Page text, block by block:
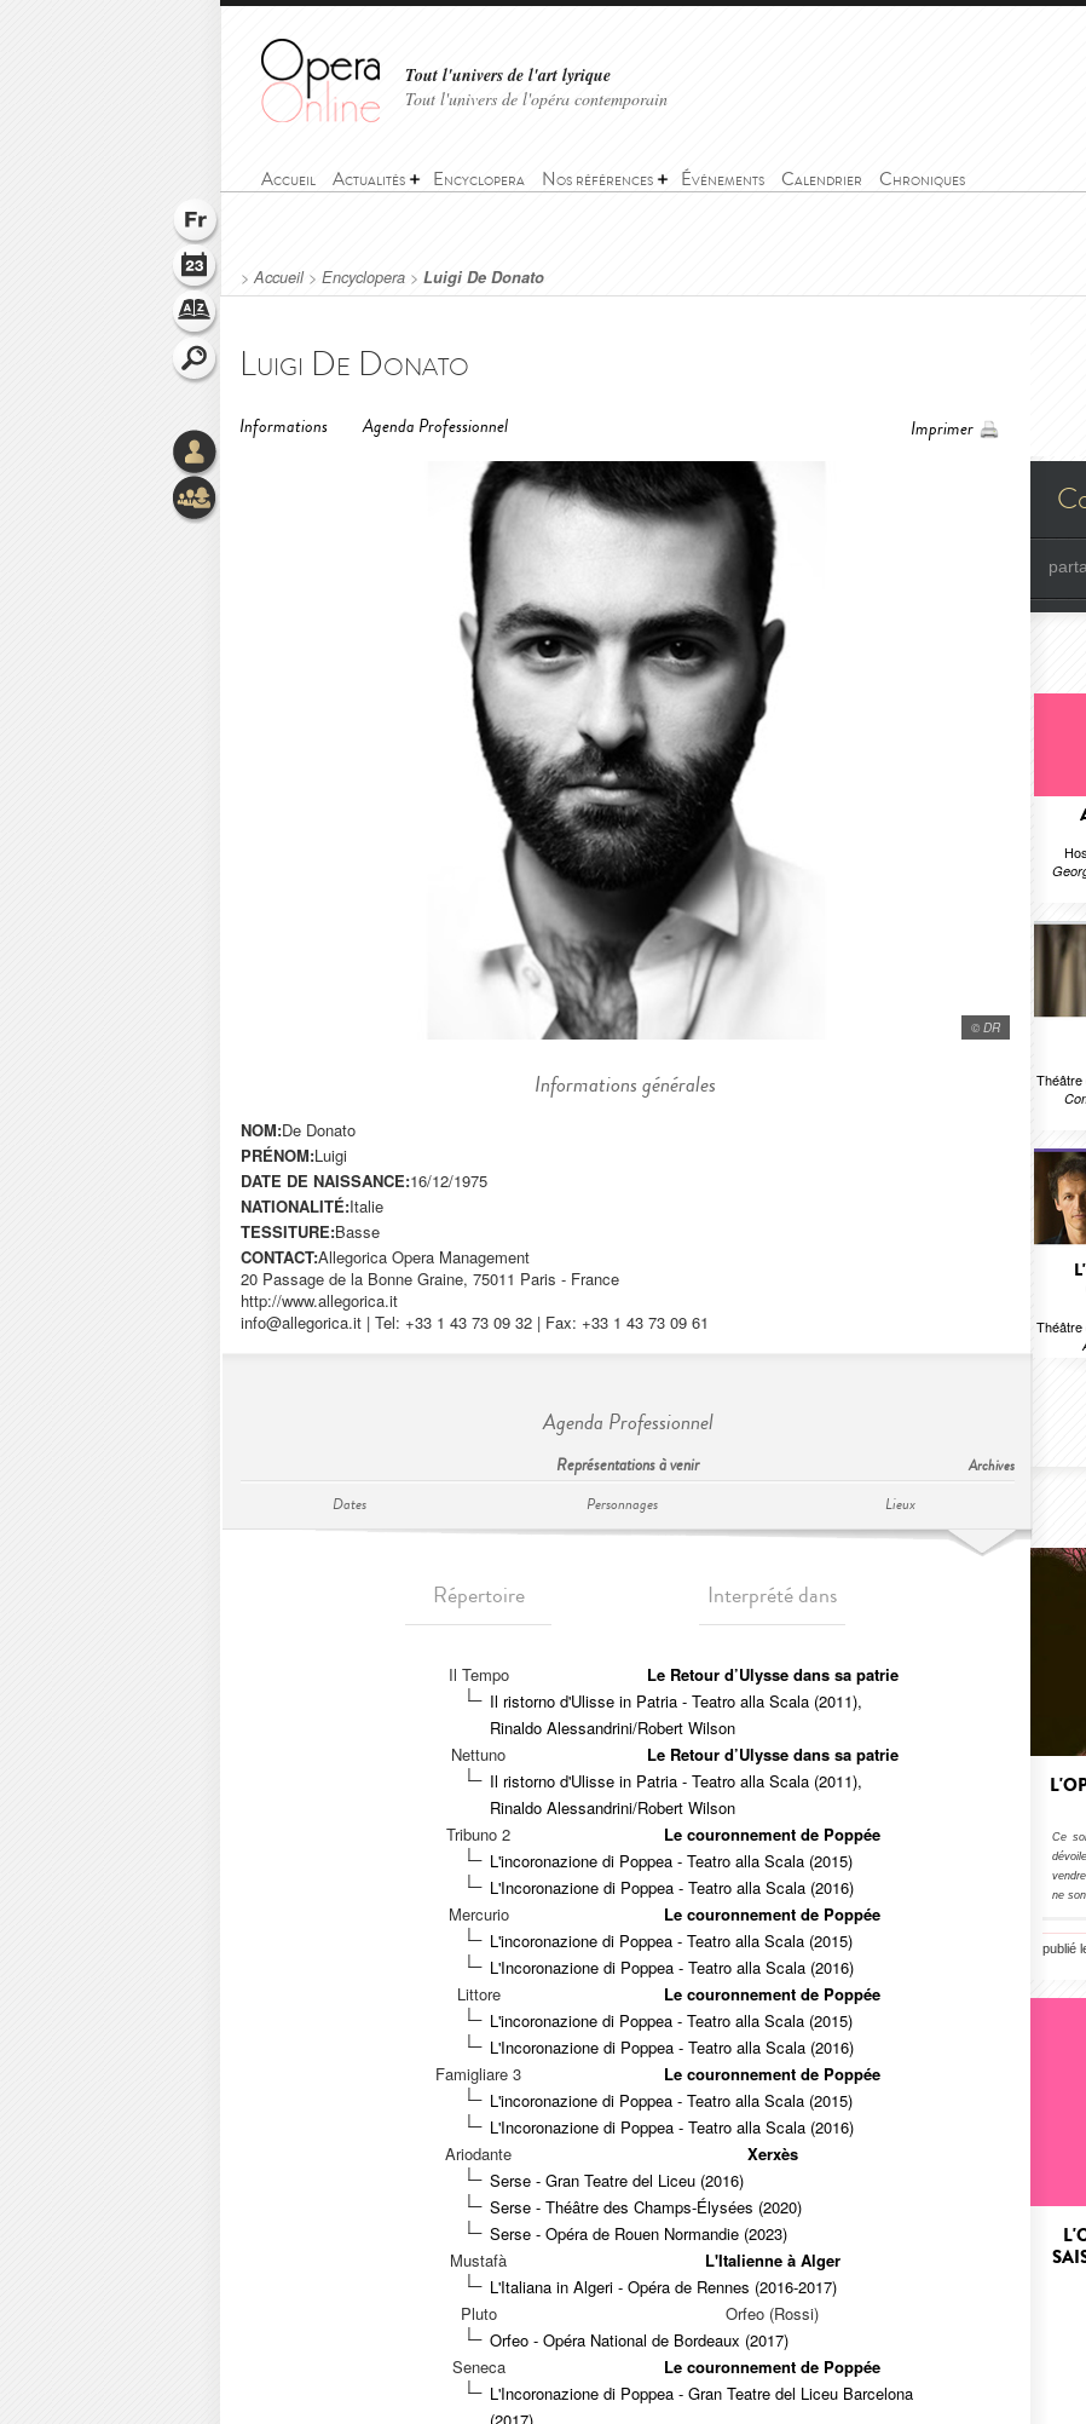
Tout l'univers de l'art lyrique
Tout l'univers de l'opéra contemporain
Accueil Actualités Encyclopera Nos références Événements Calendrier Chroniques
>Accueil> Encyclopera > Luigi De Donato
Luigi De Donato
Informations Agenda Professionnel Imprimer
© DR
Informations générales
NOM:De Donato
PRÉNOM:Luigi
DATE DE NAISSANCE:16/12/1975
NATIONALITÉ:Italie
TESSITURE:Basse
CONTACT:Allegorica Opera Management
20 Passage de la Bonne Graine, 75011 Paris - France
http://www.allegorica.it
info@allegorica.it | Tel: +33 1 43 73 09 32 | Fax: +33 1 43 73 09 61
Agenda Professionnel
Représentations à venir Archives
Dates Personnages Lieux
Répertoire Interprété dans
Il Tempo
Le Retour d’Ulysse dans sa patrie
Il ristorno d'Ulisse in Patria - Teatro alla Scala (2011),
Rinaldo Alessandrini/Robert Wilson
Nettuno
Le Retour d’Ulysse dans sa patrie
Il ristorno d'Ulisse in Patria - Teatro alla Scala (2011),
Rinaldo Alessandrini/Robert Wilson
Tribuno 2
Le couronnement de Poppée
L'incoronazione di Poppea - Teatro alla Scala (2015)
L'Incoronazione di Poppea - Teatro alla Scala (2016)
Mercurio
Le couronnement de Poppée
L'incoronazione di Poppea - Teatro alla Scala (2015)
L'Incoronazione di Poppea - Teatro alla Scala (2016)
Littore
Le couronnement de Poppée
L'incoronazione di Poppea - Teatro alla Scala (2015)
L'Incoronazione di Poppea - Teatro alla Scala (2016)
Famigliare 3
Le couronnement de Poppée
L'incoronazione di Poppea - Teatro alla Scala (2015)
L'Incoronazione di Poppea - Teatro alla Scala (2016)
Ariodante
Xerxès
Serse - Gran Teatre del Liceu (2016)
Serse - Théâtre des Champs-Élysées (2020)
Serse - Opéra de Rouen Normandie (2023)
Mustafà
L'Italienne à Alger
L'Italiana in Algeri - Opéra de Rennes (2016-2017)
Pluto
Orfeo (Rossi)
Orfeo - Opéra National de Bordeaux (2017)
Seneca
Le couronnement de Poppée
L'Incoronazione di Poppea - Gran Teatre del Liceu Barcelona
Ce
ne
publié